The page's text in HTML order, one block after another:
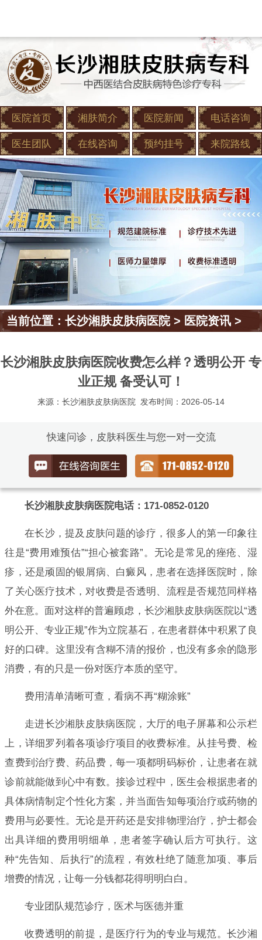
医院首页 湘肤简介 医院新闻 电话咨询
医生团队 在线咨询 预约挂号 来院路线
当前位置：长沙湘肤皮肤病医院> 医院资讯 >
长沙湘肤皮肤病医院收费怎么样？透明公开 专
业正规 备受认可！
来源：长沙湘肤皮肤病医院 发布时间：2026-05-14
快速问诊，皮肤科医生与您一对一交流
长沙湘肤皮肤病医院电话：171-0852-0120
在长沙，提及皮肤问题的诊疗，很多人的第一印象往
往是“费用难预估”“担心被套路”。无论是常见的痤疮、湿
疹，还是顽固的银屑病、白癜风，患者在选择医院时，除
了关心医疗技术，对收费是否透明、流程是否规范同样格
外在意。面对这样的普遍顾虑，长沙湘肤皮肤病医院以“透
明公开、专业正规”作为立院基石，在患者群体中积累了良
好的口碑。这里没有含糊不清的报价，也没有多余的隐形
消费，有的只是一份对医疗本质的坚守。
费用清单清晰可查，看病不再“糊涂账”
走进长沙湘肤皮肤病医院，大厅的电子屏幕和公示栏
上，详细罗列着各项诊疗项目的收费标准。从挂号费、检
查费到治疗费、药品费，每一项都明码标价，让患者在就
诊前就能做到心中有数。接诊过程中，医生会根据患者的
具体病情制定个性化方案，并当面告知每项治疗或药物的
费用与必要性。无论是开药还是安排物理治疗，护士都会
出具详细的费用明细单，患者签字确认后方可执行。这
种“先告知、后执行”的流程，有效杜绝了随意加项、事后
增费的情况，让每一分钱都花得明明白白。
专业团队规范诊疗，医术与医德并重
收费透明的前提，是医疗行为的专业与规范。长沙湘